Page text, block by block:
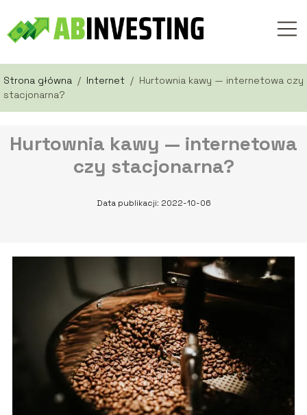
Strona główna / Internet / Hurtownia kawy — internetowa czy
stacjonarna?
Hurtownia kawy — internetowa
czy stacjonarna?
Data publikacji: 2022-10-06